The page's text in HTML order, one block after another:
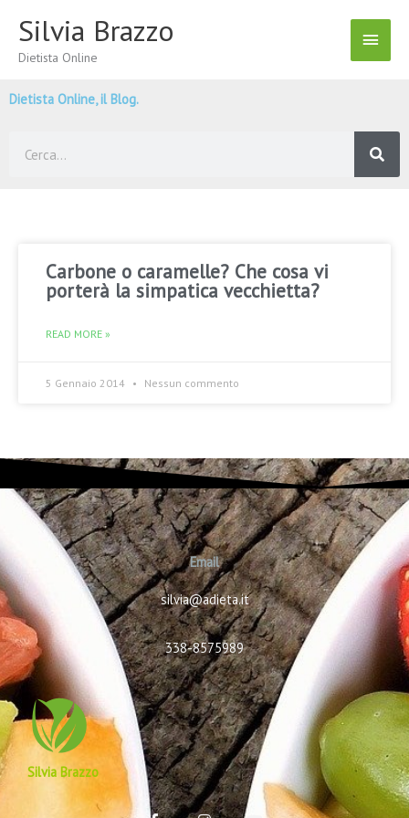
contenuto
Silvia Brazzo
Dietista Online
Menu
Dietista Online, il Blog.
Carbone o caramelle? Che cosa vi
porterà la simpatica vecchietta?
READ MORE »
5 Gennaio 2014 Nessun commento
Email
silvia@adieta.it
338-8575989
Silvia Brazzo